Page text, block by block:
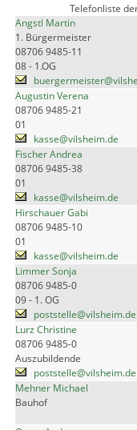
Telefonliste
Angstl Martin
1. Bürgermeister
08706 9485-11
08 - 1.OG
Augustin Verena
08706 9485-21
01
kasse@vilsheim.de
Fischer Andrea
08706 9485-38
01
kasse@vilsheim.de
Hirschauer Gabi
08706 9485-10
01
kasse@vilsheim.de
Limmer Sonja
08706 9485-0
09 - 1. OG
poststelle@vilsheim.de
Lurz Christine
08706 9485-0
Auszubildende
poststelle@vilsheim.de
Mehner Michael
Bauhof